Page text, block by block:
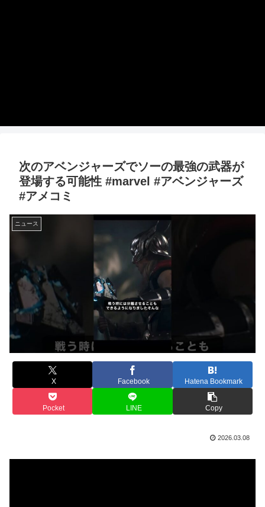
次のアベンジャーズでソーの最強の武器が
登場する可能性 #marvel #アベンジャーズ
#アメコミ
ニュース
X Facebook Hatena Bookmark
Pocket LINE Copy
2026.03.08